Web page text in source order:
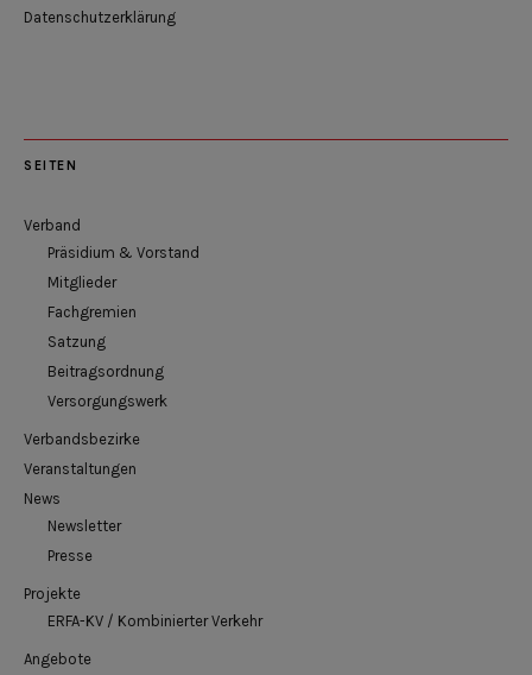
Datenschutzerklärung
SEITEN
Verband
Präsidium & Vorstand
Mitglieder
Fachgremien
Satzung
Beitragsordnung
Versorgungswerk
Verbandsbezirke
Veranstaltungen
News
Newsletter
Presse
Projekte
ERFA-KV / Kombinierter Verkehr
Angebote